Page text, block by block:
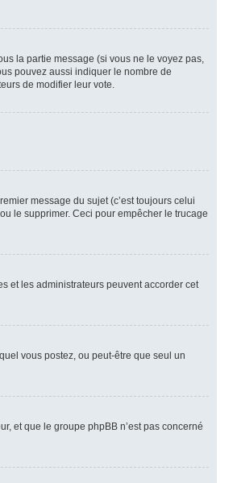
la partie message (si vous ne le voyez pas,
pouvez aussi indiquer le nombre de
de modifier leur vote.
message du sujet (c’est toujours celui
le supprimer. Ceci pour empêcher le trucage
et les administrateurs peuvent accorder cet
vous postez, ou peut-être que seul un
et que le groupe phpBB n’est pas concerné